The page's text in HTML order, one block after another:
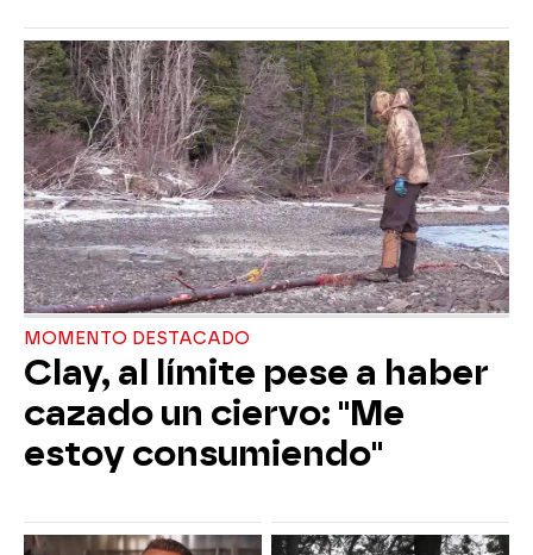
MOMENTO DESTACADO
Clay, al límite pese a haber
cazado un ciervo: "Me
estoy consumiendo"